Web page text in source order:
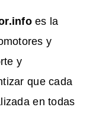
es la
y
y
que cada
en todas